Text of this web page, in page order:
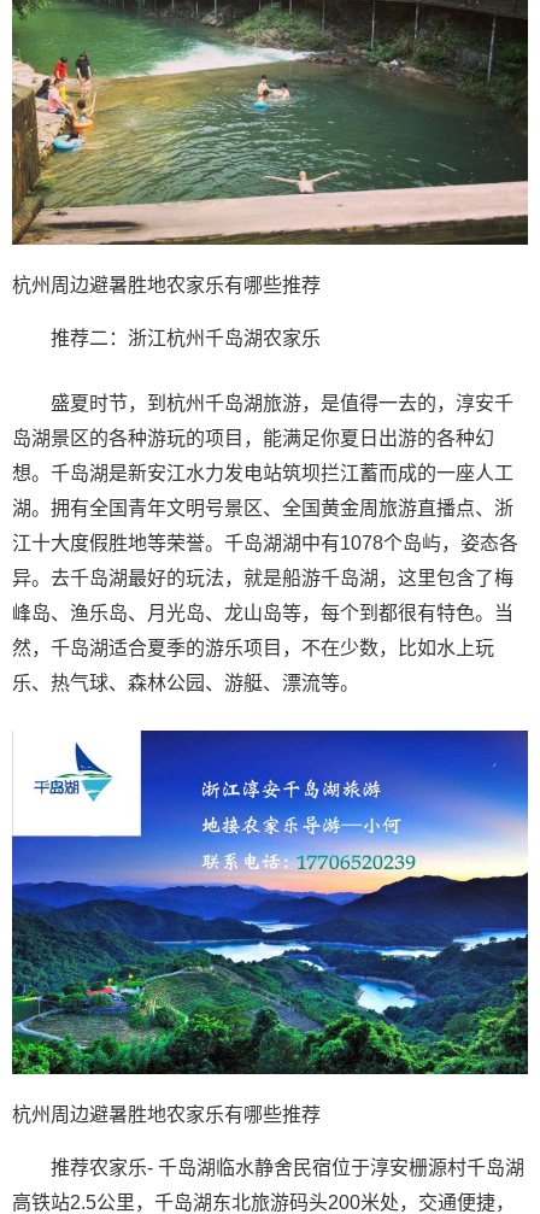
杭州周边避暑胜地农家乐有哪些推荐
推荐二：浙江杭州千岛湖农家乐
盛夏时节，到杭州千岛湖旅游，是值得一去的，淳安千
岛湖景区的各种游玩的项目，能满足你夏日出游的各种幻
想。千岛湖是新安江水力发电站筑坝拦江蓄而成的一座人工
湖。拥有全国青年文明号景区、全国黄金周旅游直播点、浙
江十大度假胜地等荣誉。千岛湖湖中有1078个岛屿，姿态各
异。去千岛湖最好的玩法，就是船游千岛湖，这里包含了梅
峰岛、渔乐岛、月光岛、龙山岛等，每个到都很有特色。当
然，千岛湖适合夏季的游乐项目，不在少数，比如水上玩
乐、热气球、森林公园、游艇、漂流等。
杭州周边避暑胜地农家乐有哪些推荐
推荐农家乐- 千岛湖临水静舍民宿位于淳安栅源村千岛湖
高铁站2.5公里，千岛湖东北旅游码头200米处，交通便捷，